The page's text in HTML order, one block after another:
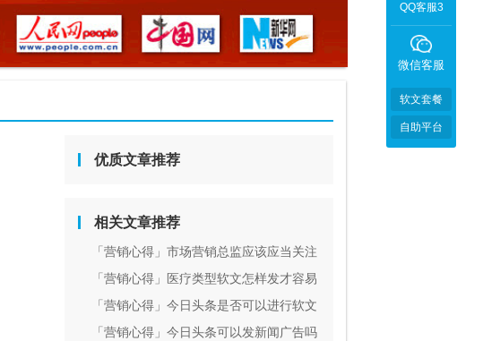
QQ客服3
微信客服
软文套餐
自助平台
优质文章推荐
相关文章推荐
「营销心得」市场营销总监应该应当关注
六大营销KPI指标
「营销心得」医疗类型软文怎样发才容易
被百度收录到?
「营销心得」今日头条是否可以进行软文
营销宣传
「营销心得」今日头条可以发新闻广告吗